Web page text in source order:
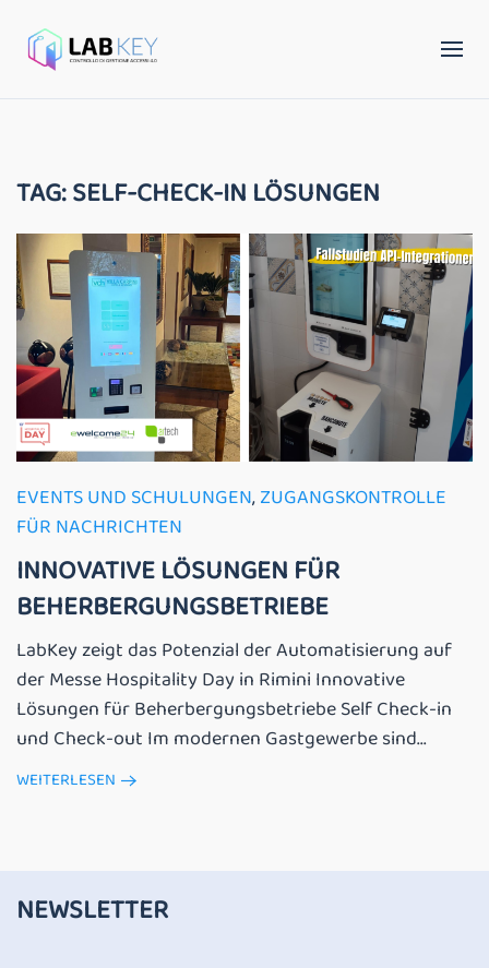
TAG:SELF-CHECK-IN LÖSUNGEN
EVENTS UND SCHULUNGEN,ZUGANGSKONTROLLE
FÜR NACHRICHTEN
INNOVATIVE LÖSUNGEN FÜR
BEHERBERGUNGSBETRIEBE
LabKey zeigt das Potenzial der Automatisierung auf
der Messe Hospitality Day in Rimini Innovative
Lösungen für Beherbergungsbetriebe Self Check-in
und Check-out Im modernen Gastgewerbe sind...
WEITERLESEN
NEWSLETTER